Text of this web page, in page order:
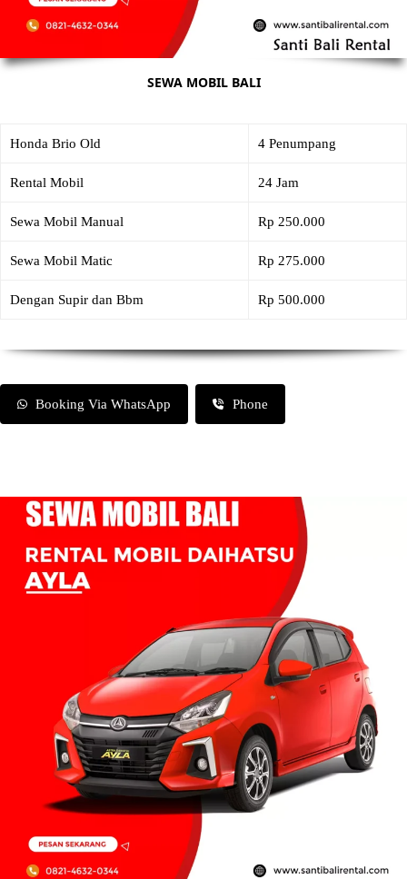
SEWA MOBIL BALI
Honda Brio Old 4 Penumpang
Rental Mobil 24 Jam
Sewa Mobil Manual Rp 250.000
Sewa Mobil Matic Rp 275.000
Dengan Supir dan Bbm Rp 500.000
Booking Via WhatsApp Phone